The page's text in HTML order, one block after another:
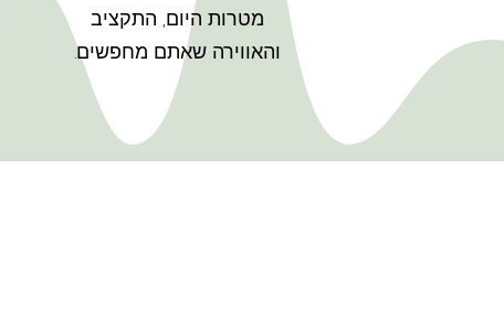
מטרות היום, התקציב
והאווירה שאתם מחפשים.